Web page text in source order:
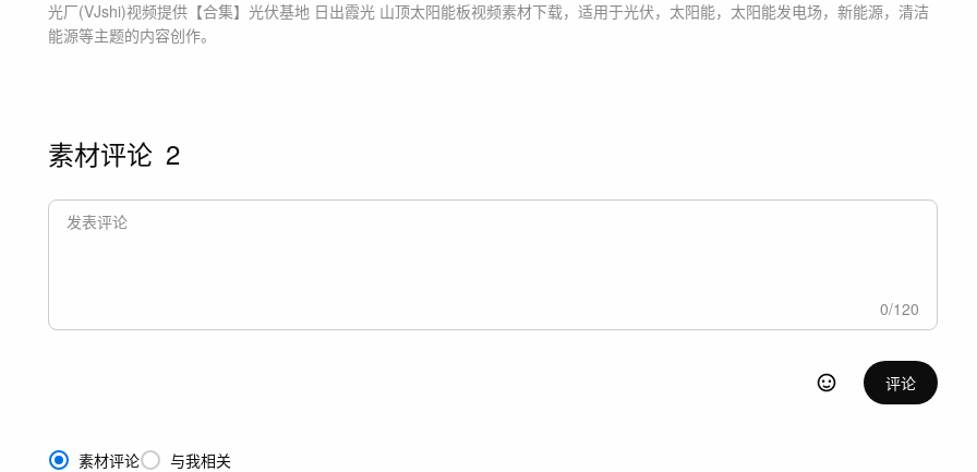
光厂(VJshi)视频提供 【合集】光伏基地 日出霞光 山顶太阳能板视频素材下载，适用于光伏，太阳能，太阳能发电场，新能源，清洁
能源等主题的内容创作。
素材评论 2
0/120
评论
素材评论 与我相关